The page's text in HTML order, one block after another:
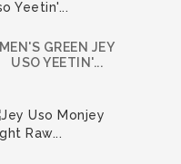
MEN'S GREEN JEY
USO YEETIN'...